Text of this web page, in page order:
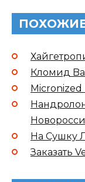
Кломид
На Сушку
Заказать